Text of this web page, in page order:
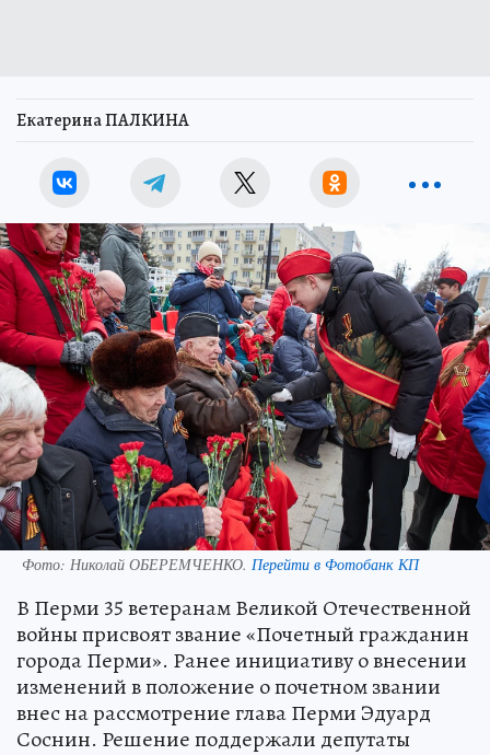
Екатерина ПАЛКИНА
Фото: Николай ОБЕРЕМЧЕНКО. Перейти в Фотобанк КП
В Перми 35 ветеранам Великой Отечественной
войны присвоят звание «Почетный гражданин
города Перми». Ранее инициативу о внесении
изменений в положение о почетном звании
внес на рассмотрение глава Перми Эдуард
Соснин. Решение поддержали депутаты